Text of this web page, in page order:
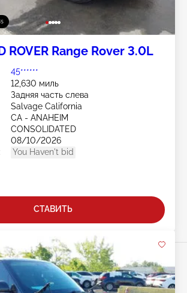
ROVER Range Rover 3.0L
45******
12,630 миль
Задняя часть слева
Salvage California
CA - ANAHEIM
CONSOLIDATED
08/10/2026
You Haven't bid
СТАВИТЬ